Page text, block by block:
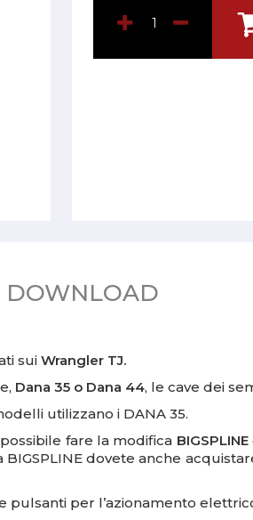
DOWNLOAD
sui Wrangler TJ.
Dana 35 o Dana 44, le cave dei
utilizzano i DANA 35.
fare la modifica BIGSPLINE
dovete anche
pulsanti per l’azionamento